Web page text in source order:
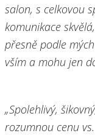
salon, s celkovou
komunikace
přesně podle
vším a mohu jen
„Spolehlivý,
rozumnou cenu